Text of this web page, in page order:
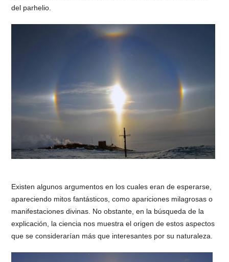
del parhelio.
Existen algunos argumentos en los cuales eran de esperarse,
apareciendo mitos fantásticos, como apariciones milagrosas o
manifestaciones divinas. No obstante, en la búsqueda de la
explicación, la ciencia nos muestra el origen de estos aspectos
que se considerarían más que interesantes por su naturaleza.